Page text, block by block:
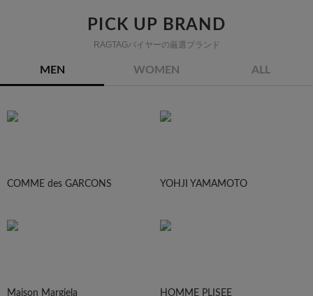
PICK UP BRAND
RAGTAGバイヤーの厳選ブランド
MEN WOMEN ALL
COMME des GARCONS YOHJI YAMAMOTO
Maison Margiela HOMME PLISEE